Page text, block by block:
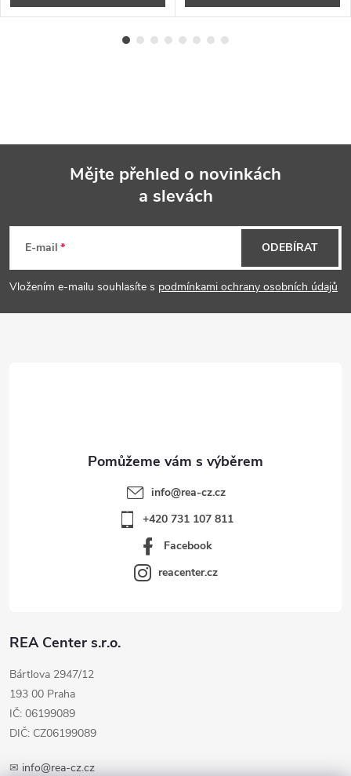
p
a
Mějte přehled o novinkách
a slevách
E-mail
Vložením e-mailu souhlasíte s podmínkami ochrany osobních údajů
ODEBÍRAT
REA Center s.r.o.
Bártlova 2947/12
193 00 Praha
IČ: 06199089
DIČ: CZ06199089
✉ info@rea-cz.cz
info@rea-cz.cz
+420 731 107 811
Facebook
reacenter.cz